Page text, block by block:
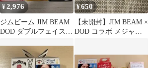
¥2,976
ジムビーム JIM BEAM
DOD ダブルフェイス
¥650
【未開封】JIM BEAM ×
DOD コラボ メジャー